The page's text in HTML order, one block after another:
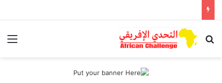
بحث عن